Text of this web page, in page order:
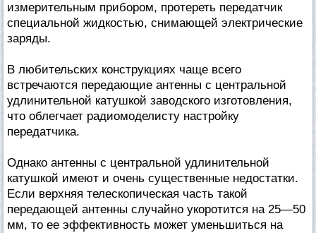
измерительным прибором, протереть передатчик
специальной жидкостью, снимающей электрические
заряды.
В любительских конструкциях чаще всего
встречаются передающие антенны с центральной
удлинительной катушкой заводского изготовления,
что облегчает радиомоделисту настройку
передатчика.
Однако антенны с центральной удлинительной
катушкой имеют и очень существенные недостатки.
Если верхняя телескопическая часть такой
передающей антенны случайно укоротится на 25—50
мм, то ее эффективность может уменьшиться на